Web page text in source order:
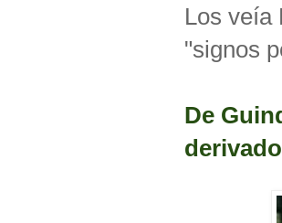
Los veía
"signos
De